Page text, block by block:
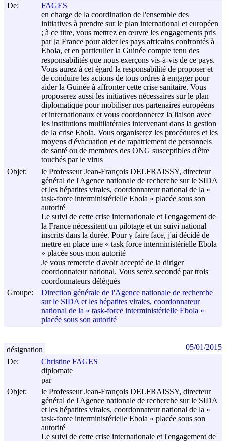
De:
FAGES
en charge de la coordination de l'ensemble des
initiatives à prendre sur le plan international et européen
; à ce titre, vous mettrez en œuvre les engagements pris
par [a France pour aider les pays africains confrontés à
Ebola, et en particulier la Guinée compte tenu des
responsabilités que nous exerçons vis-à-vis de ce pays.
Vous aurez à cet égard la responsabilité de proposer et
de conduire les actions de tous ordres à engager pour
aider la Guinée à affronter cette crise sanitaire. Vous
proposerez aussi les initiatives nécessaires sur le plan
diplomatique pour mobiliser nos partenaires européens
et internationaux et vous coordonnerez la liaison avec
les institutions multilatérales intervenant dans la gestion
de la crise Ebola. Vous organiserez les procédures et les
moyens d'évacuation et de rapatriement de personnels
de santé ou de membres des ONG susceptibles d'être
touchés par le virus
Objet:
le Professeur Jean-François DELFRAISSY, directeur
général de l'Agence nationale de recherche sur le SIDA
et les hépatites virales, coordonnateur national de la «
task-force interministérielle Ebola » placée sous son
autorité
Le suivi de cette crise internationale et l'engagement de
la France nécessitent un pilotage et un suivi national
inscrits dans la durée. Pour y faire face, j'ai décidé de
mettre en place une « task force interministérielle Ebola
» placée sous mon autorité
Je vous remercie d'avoir accepté de la diriger
coordonnateur national. Vous serez secondé par trois
coordonnateurs délégués
Groupe:
Direction générale de l'Agence nationale de recherche
sur le SIDA et les hépatites virales, coordonnateur
national de la « task-force interministérielle Ebola »
placée sous son autorité
De:
Christine FAGES
diplomate
par
Objet:
le Professeur Jean-François DELFRAISSY, directeur
général de l'Agence nationale de recherche sur le SIDA
et les hépatites virales, coordonnateur national de la «
task-force interministérielle Ebola » placée sous son
autorité
Le suivi de cette crise internationale et l'engagement de
désignation 05/01/2015